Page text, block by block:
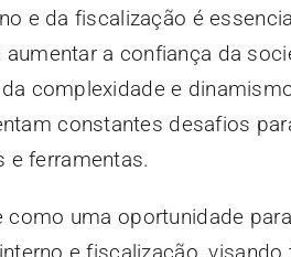
e da fiscalização é
a confiança da
complexidade e
constantes desafios
e ferramentas.
como uma oportunidade